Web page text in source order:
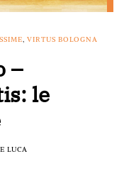
, VIRTUS BOLOGNA
–
le
LUCA